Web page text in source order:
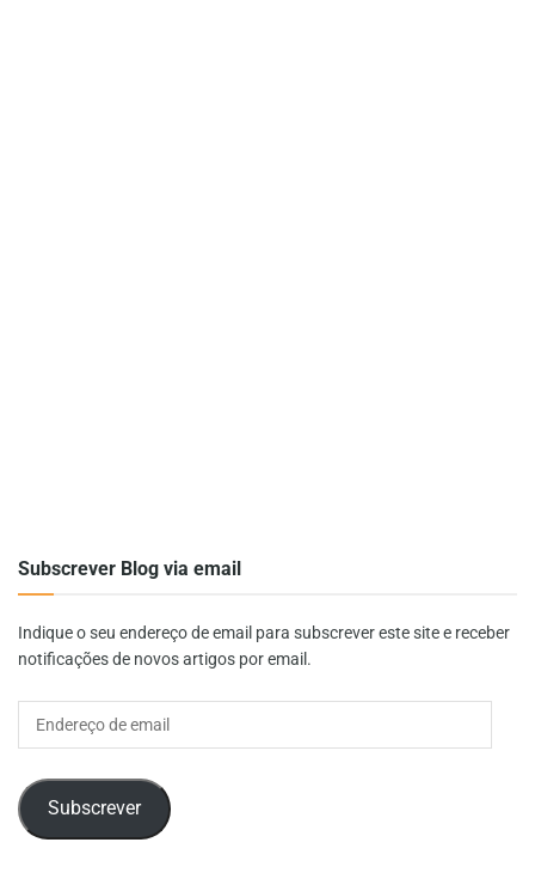
Subscrever Blog via email
Indique o seu endereço de email para subscrever este site e receber
notificações de novos artigos por email.
Endereço
Subscrever